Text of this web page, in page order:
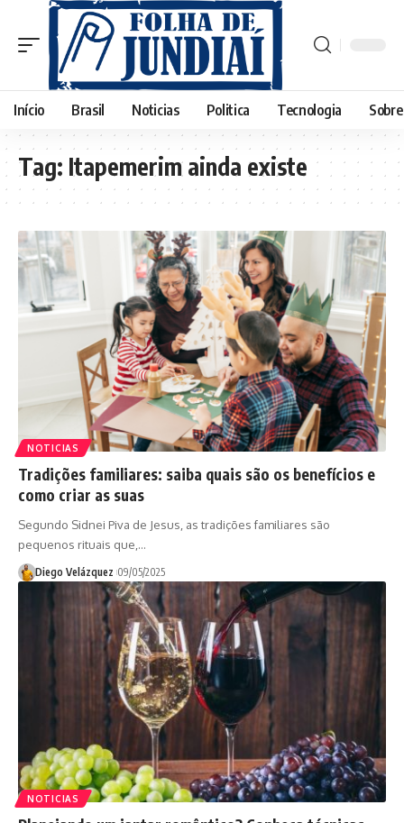
Início Brasil Noticias Politica Tecnologia
Tag: Itapemerim ainda existe
NOTICIAS
Tradições familiares: saiba quais são os benefícios e
como criar as suas
Segundo Sidnei Piva de Jesus, as tradições familiares são
pequenos rituais que,…
Diego Velázquez 09/05/2025
NOTICIAS